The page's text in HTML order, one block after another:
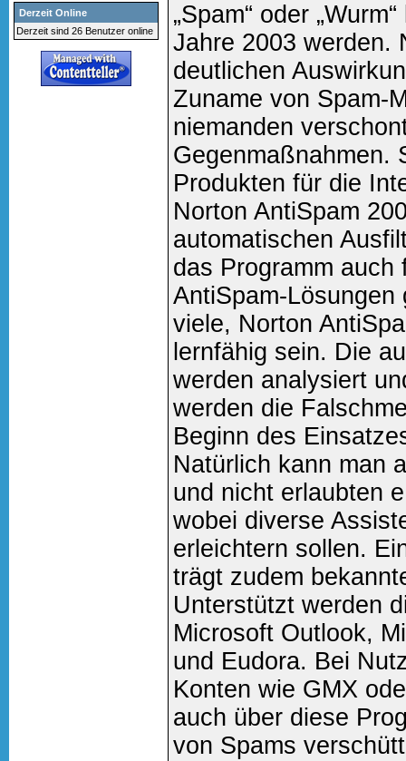
Derzeit Online
Derzeit sind 26 Benutzer online
„Spam“ oder
Jahre 2003 werden.
deutlichen
Zuname von Spam-
niemanden
Gegenmaßnahmen.
Produkten für die
Norton AntiSpam
automatischen
das Programm
AntiSpam-
viele, Norton
lernfähig sein. Die
werden analysiert
werden die
Beginn des
Natürlich kann man
und nicht erlaubten
wobei diverse
erleichtern sollen.
trägt zudem
Unterstützt werden
Microsoft Outlook,
und Eudora. Bei
Konten wie GMX
auch über diese
von Spams